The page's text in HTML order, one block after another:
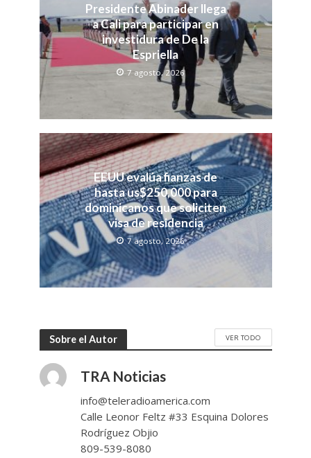
Presidente Abinader llega
a Cali para participar en
investidura de De la
Espriella
7 agosto, 2026
EEUU evalúa fianzas de
hasta us$250,000 para
dominicanos que soliciten
visa de residencia
7 agosto, 2026
Sobre el Autor VER TODO
TRA Noticias
info@teleradioamerica.com
Calle Leonor Feltz #33 Esquina Dolores
Rodríguez Objio
809-539-8080